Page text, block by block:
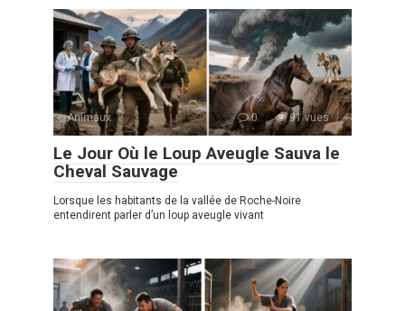
Animaux 0 91 vues
Le Jour Où le Loup Aveugle Sauva le
Cheval Sauvage
Lorsque les habitants de la vallée de Roche-Noire
entendirent parler d’un loup aveugle vivant